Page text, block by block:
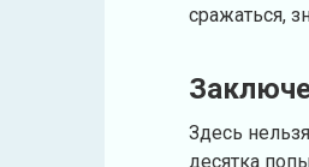
сражаться,
Здесь
десятка